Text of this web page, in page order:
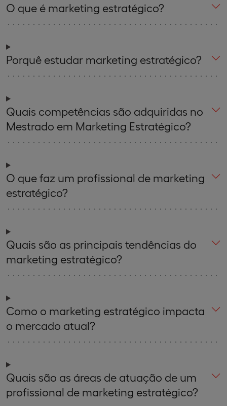
O que é marketing estratégico?
Porquê estudar marketing estratégico?
Quais competências são adquiridas no
Mestrado em Marketing Estratégico?
O que faz um profissional de marketing
estratégico?
Quais são as principais tendências do
marketing estratégico?
Como o marketing estratégico impacta
o mercado atual?
Quais são as áreas de atuação de um
profissional de marketing estratégico?